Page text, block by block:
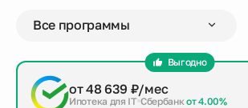
Выгодно
Ипотека для IT Сбербанкот 4.00%
от 48 639 ₽/мес